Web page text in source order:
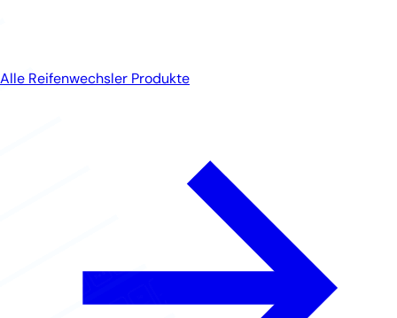
Alle Reifenwechsler Produkte